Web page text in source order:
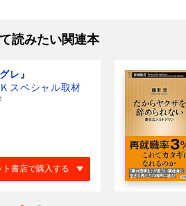
読みたい関連本
レ』
スペシャル取材
ト書店で購入する